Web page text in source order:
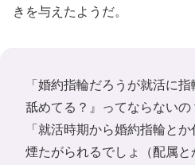
きを与えたようだ。
「婚約指輪だろうが就活に
舐めてる？』ってならないの
「就活時期から婚約指輪と
煙たがられるでしょ（配属と